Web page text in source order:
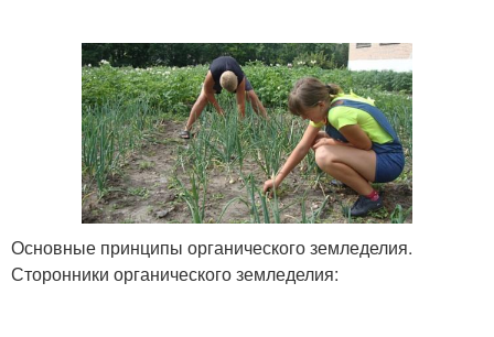
Основные принципы органического земледелия.
Сторонники органического земледелия: